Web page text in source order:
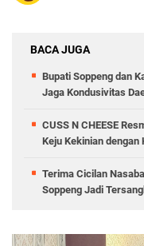
BACA JUGA
Bupati Soppeng dan
Jaga Kondusivitas
CUSS N CHEESE
Keju Kekinian dengan
Terima Cicilan
Soppeng Jadi